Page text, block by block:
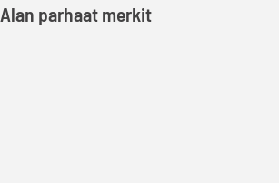
Alan parhaat merkit